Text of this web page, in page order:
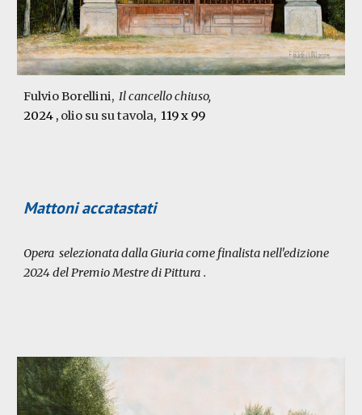
Fulvio Borellini,Il cancello chiuso,
2024 , olio su su tavola, 119 x 99
Mattoni accatastati
Opera selezionata dalla Giuria come finalista nell'edizione
2024 del Premio Mestre di Pittura .